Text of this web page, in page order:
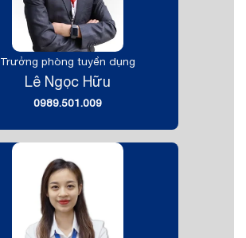
Trưởng phòng tuyển dụng
Lê Ngọc Hữu
0989.501.009